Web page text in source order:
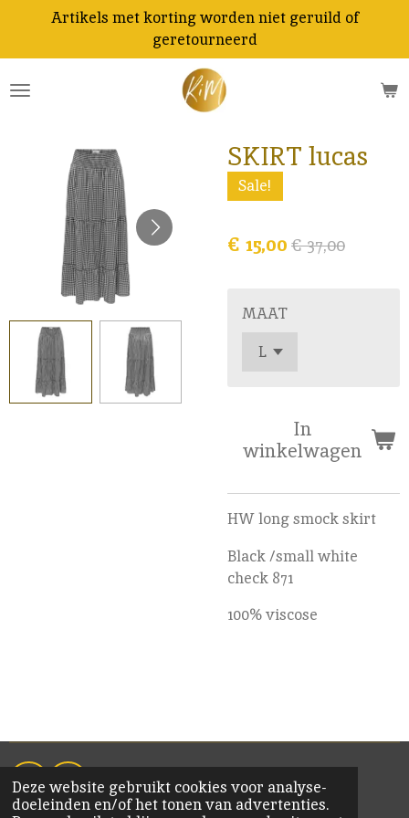
Deze website gebruikt cookies voor analyse-
doeleinden en/of het tonen van advertenties.
naar
de
Artikels met korting worden niet geruild of
geretourneerd
SKIRT lucas
Sale!
€ 15,00 € 37,00
MAAT
In
winkelwagen
HW long smock skirt
Black /small white
check 871
100% viscose
F
a
I
n
© 2020 KiM Bornem